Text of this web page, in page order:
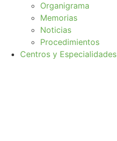
Organigrama
Memorias
Noticias
Procedimientos
Centros y Especialidades